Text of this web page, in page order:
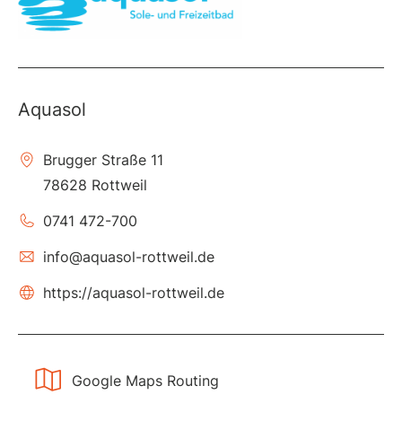
Aquasol
Brugger Straße 11
78628 Rottweil
0741 472-700
info@aquasol-rottweil.de
https://aquasol-rottweil.de
Google Maps Routing